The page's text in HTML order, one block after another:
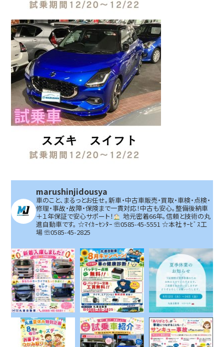
marushinjidousya
車のこと、まるっとお任せ。新車・中古車販売・買取・車検・点検・
修理・事故・故障・保険まで一貫対応！中古も安心。整備後納車
＋１年保証で安心サポート！
地元密着66年。信頼と技術の丸
進自動車です。 ☆ﾏｲｶｰｾﾝﾀｰ ☏0585-45-5551 ☆本社 ｻｰﾋﾞｽ工
場 ☏0585-45-2825